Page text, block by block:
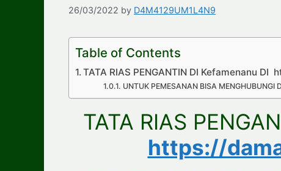
26/03/2022 by D4M4129UM1L4N9
Table of Contents
TATA RIAS PENGANTIN DI Kefamenanu
UNTUK PEMESANAN BISA
TATA RIAS
https://